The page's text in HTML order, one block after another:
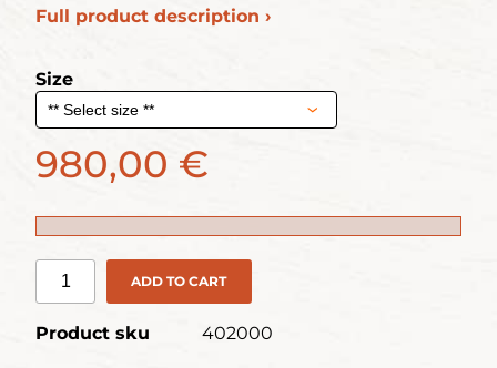
Full product description ›
Size
980,00 €
ADD TO CART
Product sku 402000